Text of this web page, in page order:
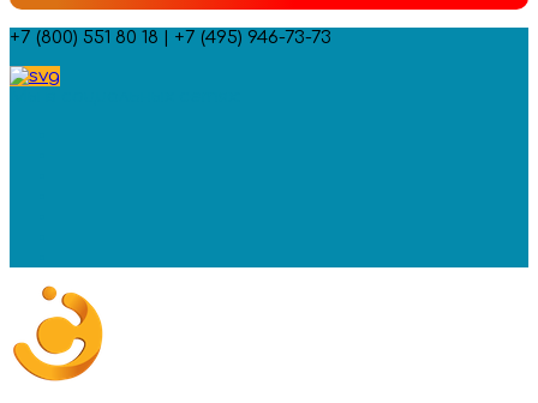
+7 (800) 551 80 18 | +7 (495) 946-73-73